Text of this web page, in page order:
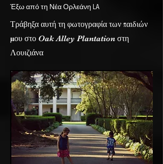
Έξω από τη Νέα Ορλεάνη LA
Τράβηξα αυτή τη φωτογραφία των παιδιών
μου στο Oak Alley Plantation στη
Λουιζιάνα